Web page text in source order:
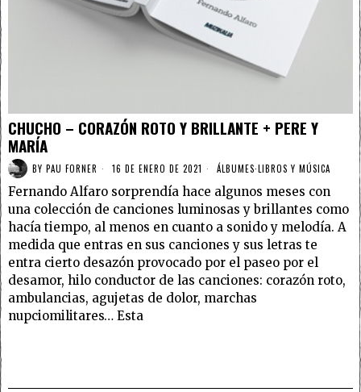
CHUCHO – CORAZÓN ROTO Y BRILLANTE + PERE Y
MARÍA
BY PAU FORNER 16 DE ENERO DE 2021 ÁLBUMES·LIBROS Y MÚSICA
Fernando Alfaro sorprendía hace algunos meses con
una colección de canciones luminosas y brillantes como
hacía tiempo, al menos en cuanto a sonido y melodía. A
medida que entras en sus canciones y sus letras te
entra cierto desazón provocado por el paseo por el
desamor, hilo conductor de las canciones: corazón roto,
ambulancias, agujetas de dolor, marchas
nupciomilitares… Esta